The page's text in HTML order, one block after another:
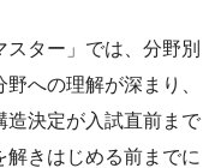
ター」では、分野別
への理解が深まり、
造決定が入試直前まで
きはじめる前までに